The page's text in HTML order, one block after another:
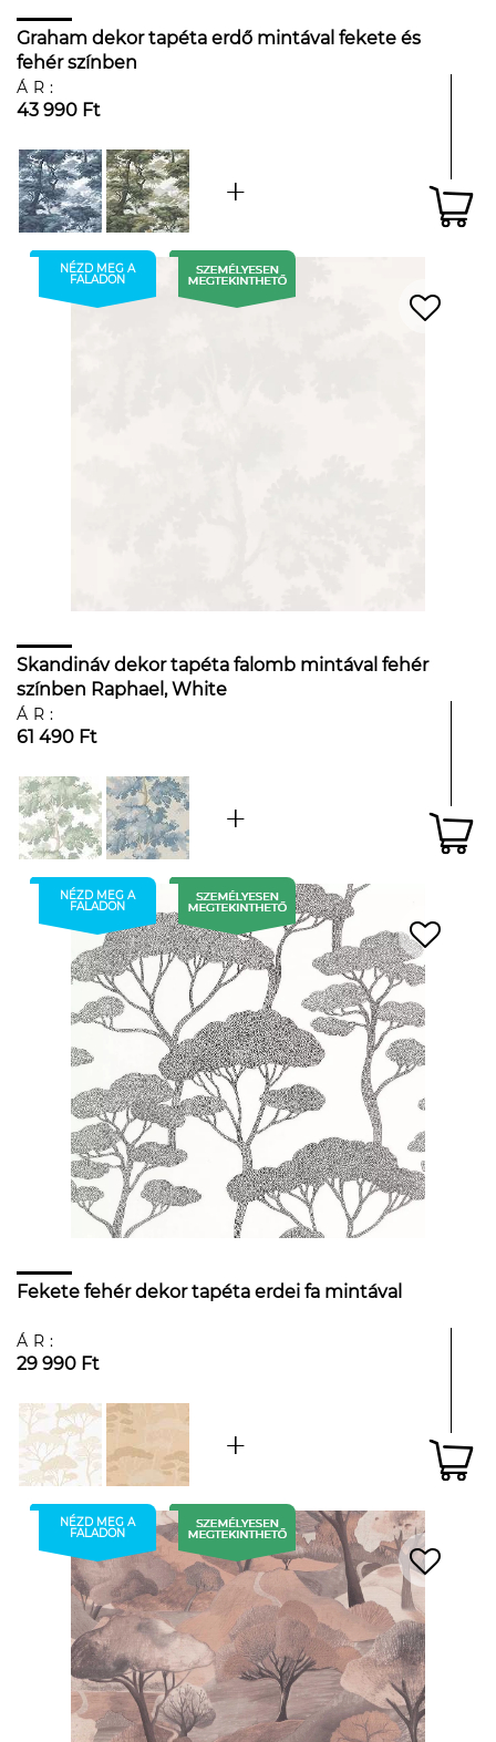
Graham dekor tapéta erdő mintával fekete és
fehér színben
ÁR:
43 990 Ft
NÉZD MEG A
FALADON
Skandináv dekor tapéta falomb mintával fehér
színben Raphael, White
ÁR:
61 490 Ft
NÉZD MEG A
FALADON
Fekete fehér dekor tapéta erdei fa mintával
ÁR:
29 990 Ft
NÉZD MEG A
FALADON